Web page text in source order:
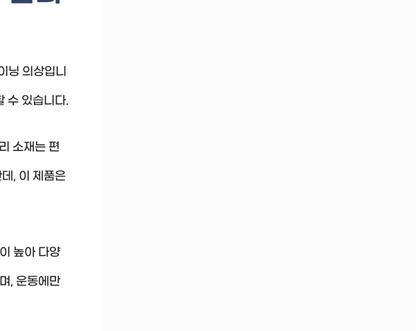
닝 의상입니
수 있습니다.
소재는 편
, 이 제품은
높아 다양
, 운동에만